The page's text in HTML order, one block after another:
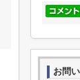
お問